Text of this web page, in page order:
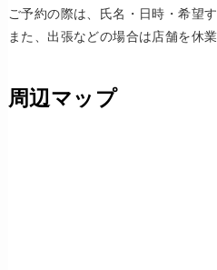
ご予約の際は、氏名・日時・希望
また、出張などの場合は店舗を休
周辺マップ